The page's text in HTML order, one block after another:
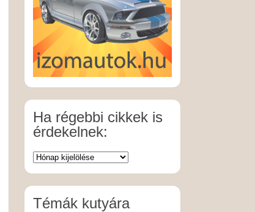
Ha régebbi cikkek is
érdekelnek:
Témák kutyára